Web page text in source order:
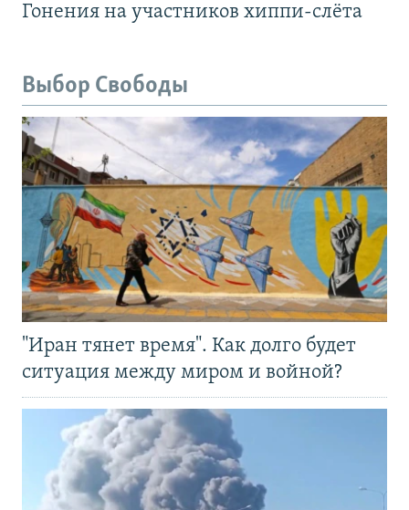
Гонения на участников хиппи-слёта
Выбор Свободы
"Иран тянет время". Как долго будет
ситуация между миром и войной?